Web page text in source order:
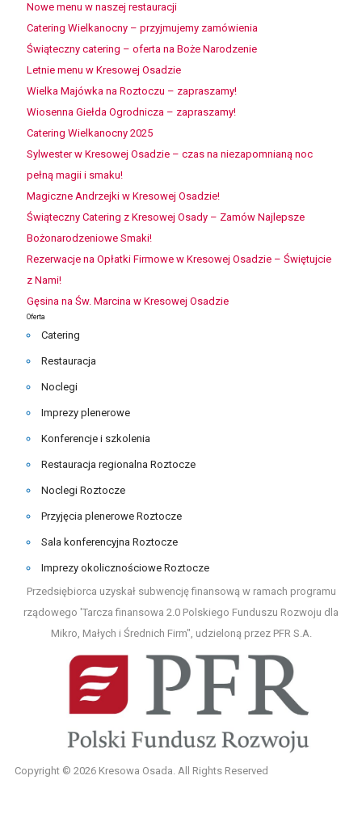
Nowe menu w naszej restauracji
Catering Wielkanocny – przyjmujemy zamówienia
Świąteczny catering – oferta na Boże Narodzenie
Letnie menu w Kresowej Osadzie
Wielka Majówka na Roztoczu – zapraszamy!
Wiosenna Giełda Ogrodnicza – zapraszamy!
Catering Wielkanocny 2025
Sylwester w Kresowej Osadzie – czas na niezapomnianą noc
pełną magii i smaku!
Magiczne Andrzejki w Kresowej Osadzie!
Świąteczny Catering z Kresowej Osady – Zamów Najlepsze
Bożonarodzeniowe Smaki!
Rezerwacje na Opłatki Firmowe w Kresowej Osadzie – Świętujcie
z Nami!
Gęsina na Św. Marcina w Kresowej Osadzie
Oferta
Catering
Restauracja
Noclegi
Imprezy plenerowe
Konferencje i szkolenia
Restauracja regionalna Roztocze
Noclegi Roztocze
Przyjęcia plenerowe Roztocze
Sala konferencyjna Roztocze
Imprezy okolicznościowe Roztocze
Przedsiębiorca uzyskał subwencję finansową w ramach programu
rządowego 'Tarcza finansowa 2.0 Polskiego Funduszu Rozwoju dla
Mikro, Małych i Średnich Firm", udzieloną przez PFR S.A.
Copyright © 2026 Kresowa Osada. All Rights Reserved